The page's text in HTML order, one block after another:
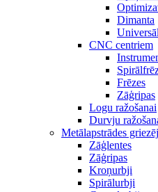
Dimanta
CNC centriem
Frēzes
Zāģripas
Logu ražošanai
Durvju
Metālapstrādes
Zāģlentes
Zāģripas
Kroņurbji
Spirālurbji